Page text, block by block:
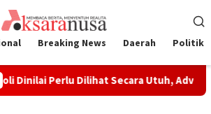
Breaking News Daerah Politik
Perlu Dilihat Secara Utuh,